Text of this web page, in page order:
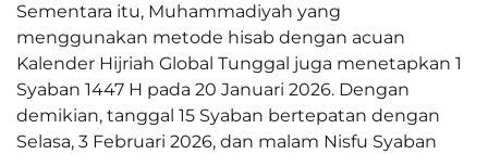
Sementara itu, Muhammadiyah yang
menggunakan metode hisab dengan acuan
Kalender Hijriah Global Tunggal juga menetapkan 1
Syaban 1447 H pada 20 Januari 2026. Dengan
demikian, tanggal 15 Syaban bertepatan dengan
Selasa, 3 Februari 2026, dan malam Nisfu Syaban